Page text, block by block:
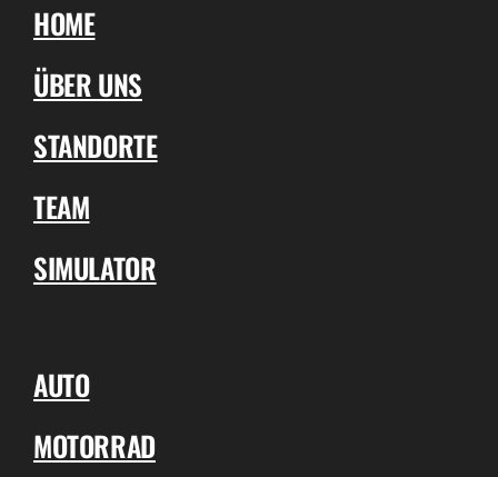
HOME
ÜBER UNS
STANDORTE
TEAM
SIMULATOR
AUTO
MOTORRAD